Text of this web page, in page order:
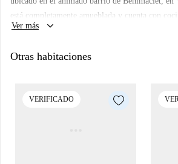
está completamente amueblada y cuenta con
común y un ambiente confortable. No hay
ha inspeccionado personalmente esta propiedad
Benimaclet es una zona animada y bien
de atracciones locales como el Campanar de
Ver más keyboard_arrow_down
Otras habitaciones
VERIFICADO